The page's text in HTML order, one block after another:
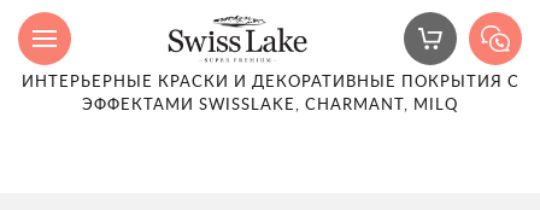
ИНТЕРЬЕРНЫЕ КРАСКИ И ДЕКОРАТИВНЫЕ ПОКРЫТИЯ С
ЭФФЕКТАМИ SWISSLAKE, CHARMANT, MILQ